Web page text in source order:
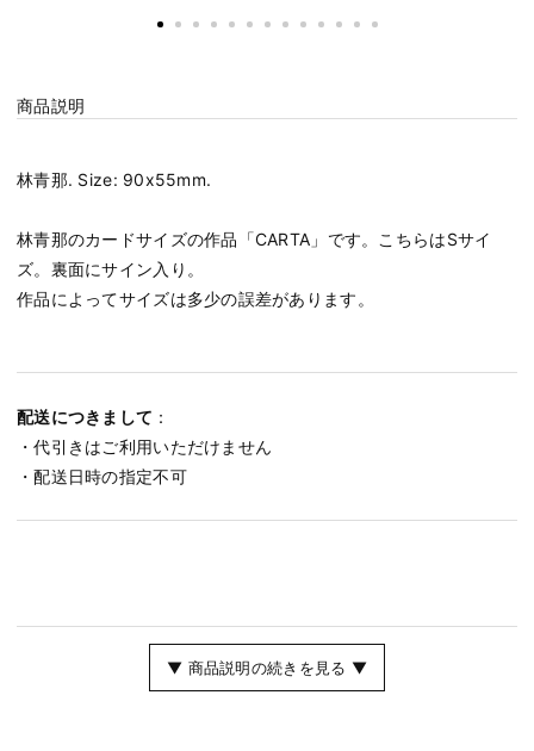
商品説明
林青那. Size: 90x55mm.
林青那のカードサイズの作品「CARTA」です。こちらはSサイ
ズ。裏面にサイン入り。
作品によってサイズは多少の誤差があります。
配送につきまして ：
・代引きはご利用いただけません
・配送日時の指定不可
▼ 商品説明の続きを見る ▼